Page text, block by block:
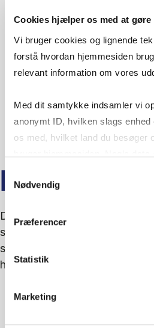
Cookies hjælper os med at gøre
Vi bruger cookies og lignende
forstå hvordan hjemmesiden
relevant information om vores
Med dit samtykke indsamler vi
anonymt ID, hvilken slags
os med, hvilket land du besøger
markedsføring. Du bestemmer
Samtykkevalg
Nødvendig
Præferencer
Statistik
Marketing
DIGITAL
Digitaliseringen accelererer -
sjældent klar. Det digitale
stærkere i kompleksiteten
handlekraft.